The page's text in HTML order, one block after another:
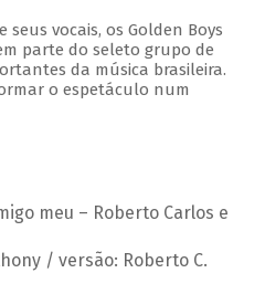
seus vocais, os Golden Boys
parte do seleto grupo de
da música brasileira.
o espetáculo num
meu – Roberto Carlos e
/ versão: Roberto C.